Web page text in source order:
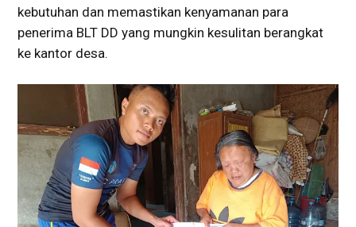
kebutuhan dan memastikan kenyamanan para
penerima BLT DD yang mungkin kesulitan berangkat
ke kantor desa.